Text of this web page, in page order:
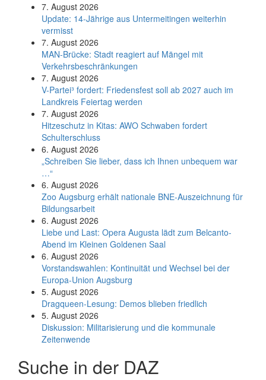
7. August 2026
Update: 14-Jährige aus Untermeitingen weiterhin
vermisst
7. August 2026
MAN-Brücke: Stadt reagiert auf Mängel mit
Verkehrsbeschränkungen
7. August 2026
V-Partei­³ fordert: Friedens­fest soll ab 2027 auch im
Land­kreis Feier­tag werden
7. August 2026
Hitzeschutz in Kitas: AWO Schwaben fordert
Schulterschluss
6. August 2026
„Schreiben Sie lieber, dass ich Ihnen unbequem war
…“
6. August 2026
Zoo Augsburg erhält nationale BNE-Auszeichnung für
Bildungsarbeit
6. August 2026
Liebe und Last: Opera Augusta lädt zum Belcanto-
Abend im Kleinen Goldenen Saal
6. August 2026
Vorstandswahlen: Kontinuität und Wechsel bei der
Europa-Union Augsburg
5. August 2026
Dragqueen-Lesung: Demos blieben friedlich
5. August 2026
Diskussion: Mi­li­ta­ri­sie­rung und die kommunale
Zeitenwende
Suche in der DAZ